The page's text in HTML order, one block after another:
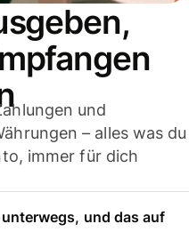
und
– alles was du
immer für dich
und das auf